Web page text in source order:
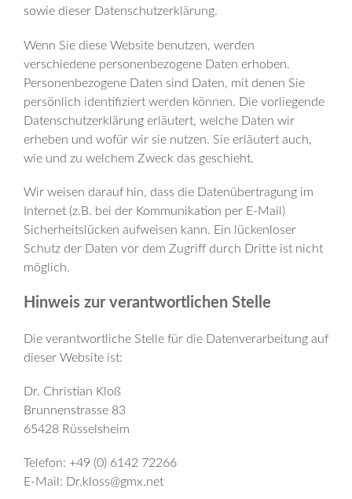
sowie dieser Datenschutzerklärung.
Wenn Sie diese Website benutzen, werden
verschiedene personenbezogene Daten erhoben.
Personenbezogene Daten sind Daten, mit denen Sie
persönlich identifiziert werden können. Die vorliegende
Datenschutzerklärung erläutert, welche Daten wir
erheben und wofür wir sie nutzen. Sie erläutert auch,
wie und zu welchem Zweck das geschieht.
Wir weisen darauf hin, dass die Datenübertragung im
Internet (z.B. bei der Kommunikation per E-Mail)
Sicherheitslücken aufweisen kann. Ein lückenloser
Schutz der Daten vor dem Zugriff durch Dritte ist nicht
möglich.
Hinweis zur verantwortlichen Stelle
Die verantwortliche Stelle für die Datenverarbeitung auf
dieser Website ist:
Dr. Christian Kloß
Brunnenstrasse 83
65428 Rüsselsheim
Telefon: +49 (0) 6142 72266
E-Mail: Dr.kloss@gmx.net